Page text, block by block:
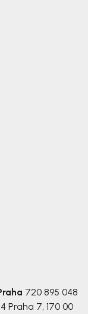
720 895 048
Praha 7, 170 00